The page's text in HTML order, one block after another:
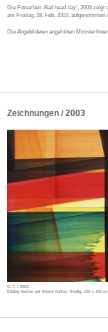
Die Fotoarbeit ‚Bad head day‘, 2003
am Freitag, 28. Feb. 2003, aufgenommen
Die Abgebildeten angelobten
Zeichnungen / 2003
O.T. / 2003
Edding Marker auf Bristol Karton, 9-teilig, 100 x 195 cm